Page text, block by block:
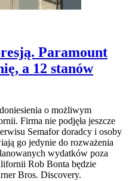
Paramount
a 12 stanów
o możliwym
Firma nie podjęła jeszcze
Semafor doradcy i osoby
go jedynie do rozważenia
wydatków poza
Rob Bonta będzie
Bros. Discovery.